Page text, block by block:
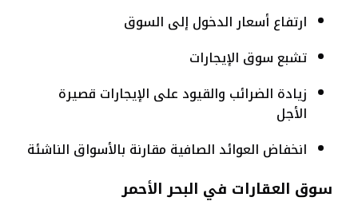
ارتفاع أسعار الدخول إلى السوق
تشبع سوق الإيجارات
زيادة الضرائب والقيود على الإيجارات قصيرة
الأجل
انخفاض العوائد الصافية مقارنة بالأسواق الناشئة
سوق العقارات في البحر الأحمر